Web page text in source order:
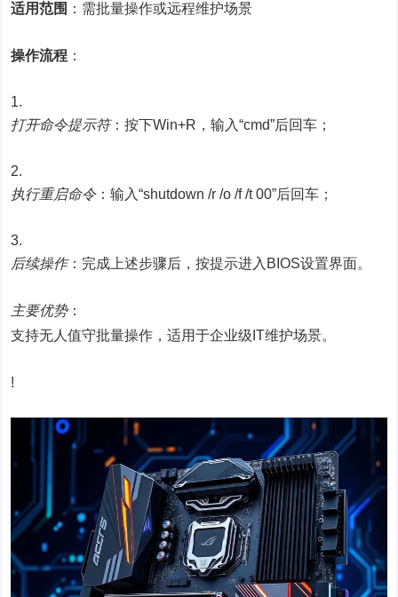
适用范围 ：需批量操作或远程维护场景
操作流程 ：
打开命令提示符：按下Win+R，输入“cmd”后回车；
执行重启命令：输入“shutdown /r /o /f /t 00”后回车；
后续操作：完成上述步骤后，按提示进入BIOS设置界面。
主要优势：
支持无人值守批量操作，适用于企业级IT维护场景。
!